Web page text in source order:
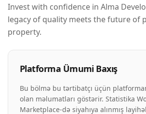
Invest with confidence in Alma
legacy of quality meets the future of
property.
Platforma Ümumi Baxış
Bu bölmə bu tərtibatçı üçün
olan məlumatları göstərir. Statistika
Marketplace-də siyahıya alınmış